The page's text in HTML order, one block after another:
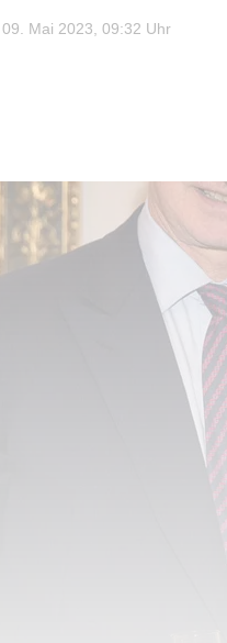
09. Mai 2023, 09:32 Uhr